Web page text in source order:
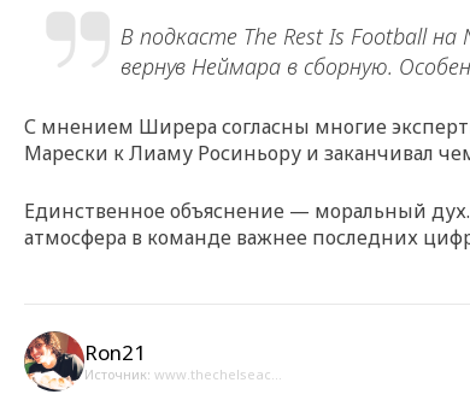
В подкасте The Rest Is Football
вернув Неймара в сборную.
С мнением Ширера согласны многие
Марески к Лиаму Росиньору и заканчивал
Единственное объяснение — моральный
атмосфера в команде важнее последних
Ron21
Источник: www.thechelseac...